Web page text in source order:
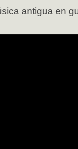
antigua en